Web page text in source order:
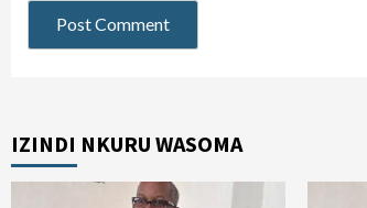
IZINDI NKURU WASOMA